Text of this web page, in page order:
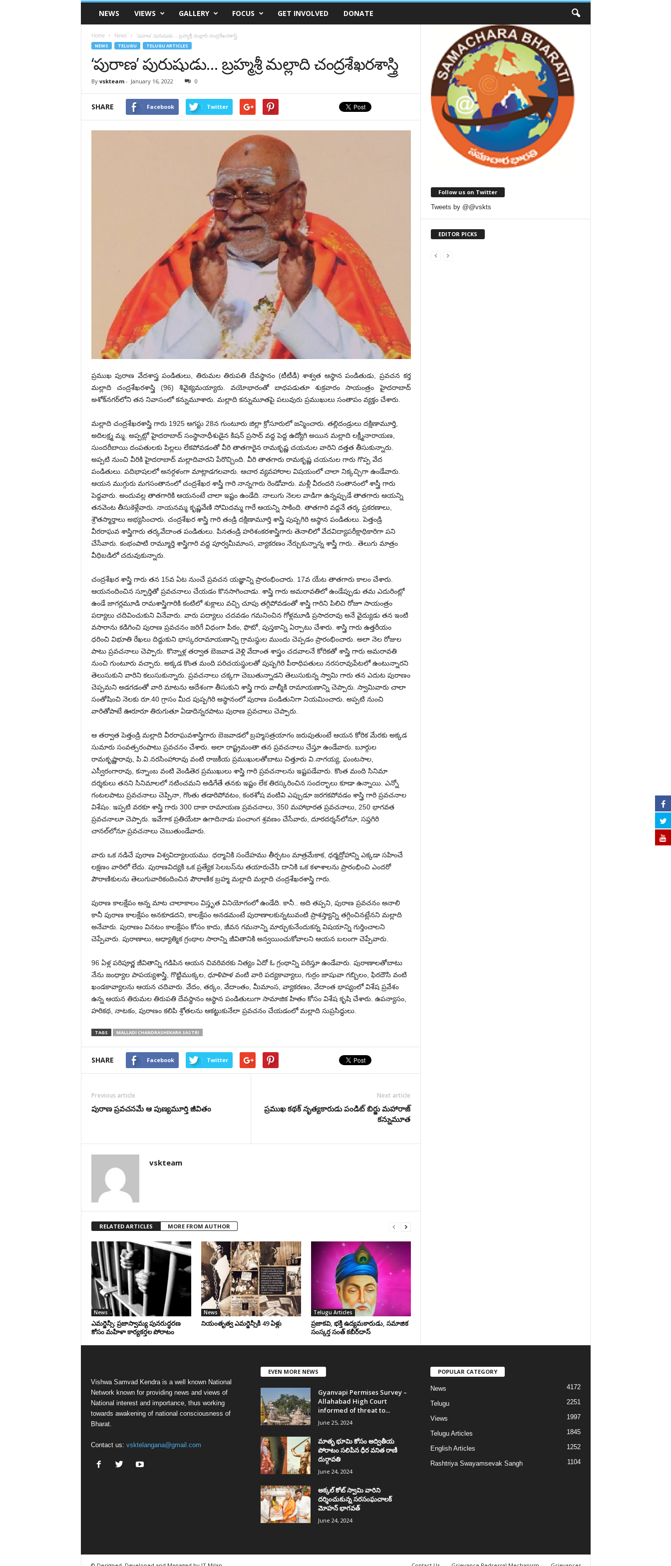
VSK
TelanganaNEWS VIEWS GALLERY FOCUS GET INVOLVED DONATE
Home News ‘పురాణ’ పురుషుడు… బ్రహ్మశ్రీ మల్లాది చంద్ర‌శేఖరశాస్త్రి
NEWS TELUGU TELUGU ARTICLES
‘పురాణ’ పురుషుడు… బ్రహ్మశ్రీ మల్లాది చంద్ర‌శేఖరశాస్త్రి
By vskteam- January 16, 2022 0
SHARE Facebook Twitter
ప్రముఖ పురాణ వేదశాస్త్ర పండితులు, తిరుమల తిరుపతి దేవస్థానం (టీటీడీ) శాశ్వత ఆస్థాన పండితుడు, ప్రవచన కర్త
మల్లాది చంద్రశేఖరశాస్త్రి (96) శివైక్య‌మ‌య్యారు. వ‌యోభారంతో బాధ‌ప‌డుతూ శుక్రవారం సాయంత్రం హైదరాబాద్‌
అశోక్‌నగర్‌లోని తన నివాసంలో కన్నుమూశారు. మల్లాది కన్నుమూతపై పలువురు ప్రముఖులు సంతాపం వ్యక్తం చేశారు.
మల్లాది చంద్రశేఖరశాస్త్రి గారు 1925 ఆగస్టు 28న గుంటూరు జిల్లా క్రోసూరులో జన్మించారు. తల్లిదండ్రులు దక్షిణామూర్తి,
అదిలక్ష్మ మ్మ. అప్పట్లో హైదరాబాద్ సంస్థానాధీశుడైన కిషన్ ప్రసాద్ వద్ద పెద్ద ఉద్యోగి అయిన మల్లాది లక్ష్మీనారాయణ,
సుందరీబాయి దంపతులకు పిల్లలు లేకపోవడంతో వీరి తాతగారైన రామకృష్ణ చయనుల వారిని దత్తత తీసుకున్నారు.
అప్ప‌టి నుంచి వీరికి హైదరాబాద్ మల్లాదివారని పేరొచ్చింది. వీరి తాతగారు రామకృష్ణ చయనుల గారు గొప్ప వేద
పండితులు. పదిభాషలలో అనర్గళంగా మాట్లాడ‌గ‌ల‌వారు. ఆచార వ్యవహారాల విషయంలో చాలా నిక్కచ్చిగా ఉండేవారు.
ఆయన ముగ్గురు మగసంతానంలో చంద్ర‌శేఖ‌ర శాస్త్రీ గారి నాన్నగారు రెండోవారు. మళ్లీ వీరందరి సంతానంలో శాస్త్రీ గారు
పెద్దవారు. అందువల్ల తాతగారికి ఆయ‌నంటే చాలా ఇష్టం ఉండేది. నాలుగు నెలల వాడిగా ఉన్నప్పుడే తాతగారు ఆయ‌న్ని
తనవెంట తీసుకెళ్లేవారు. నాయనమ్మ కృష్ణవేణి సోమిదమ్మ గారే ఆయ‌న్ని సాకింది. తాత‌గారి వద్దనే తర్క ప్రకరణాలు,
శ్రౌతస్మార్తాలు అభ్యసించారు. చంద్ర‌శేఖ‌ర శాస్త్రి గారి తండ్రి దక్షిణామూర్తి శాస్త్రి పుష్పగిరి ఆస్థాన పండితులు. పెత్తండ్రి
వీరరాఘవ శాస్త్రిగారు తర్కవేదాంత పండితులు. పినతండ్రి హరిశంకరశాస్త్రిగారు తెనాలిలో వేదవిద్యాపరీక్షాధికారిగా పని
చేసేవారు. కంభంపాటి రామ్మూర్తి శాస్త్రిగారి వద్ద పూర్వమీమాంస, వ్యాకరణం నేర్చుకున్నాన్న శాస్త్రీ గారు.. తెలుగు మాత్రం
వీధిబడిలో చదువుకున్నారు.
చంద్రశేఖర శాస్త్రి గారు తన 15వ ఏట నుంచే ప్రవచన యజ్ఞాన్ని ప్రారంభించారు. 17వ యేట తాతగారు కాలం చేశారు.
ఆయనందించిన స్ఫూర్తితో ప్ర‌వ‌చ‌నాలు చేయ‌డం కొన‌సాగించాడు. శాస్త్రి గారు అమరావతిలో ఉండేప్పుడు త‌మ ఎదురింట్లో
ఉండే జాగర్లమూడి రామశాస్త్రిగారికి కంటిలో శుక్లాలు వచ్చి చూపు తగ్గిపోవడంతో శాస్త్రి గారిని పిలిచి రోజూ సాయంత్రం
పద్యాలు చదివించుకుని వినేవారు. వారు ప‌ద్యాలు చ‌ద‌వ‌డం గ‌మ‌నించిన‌ గోళ్లమూడి ప్రసాదరావు అనే వైద్యుడు తన ఇంటి
వసారాను కడిగించి పురాణ ప్రవచనం జరిగే విధంగా పీఠం, ఫొటో, పుస్తకాన్ని ఏర్పాటు చేశారు. శాస్త్రి గారు ఉత్తరీయం
ధరించి విభూతి రేఖలు దిద్దుకుని భాస్కరరామాయణాన్ని గ్రామస్థుల ముందు చెప్ప‌డం ప్రారంభించారు. అలా నెల రోజుల
పాటు ప్ర‌వ‌చ‌నాలు చెప్పారు. కొన్నాళ్ల త‌ర్వాత బెజవాడ వెళ్లి వేదాంత శాస్త్రం చదవాలనే కోరికతో శాస్త్రి గారు అమరావతి
నుంచి గుంటూరు వ‌చ్చారు. అక్క‌డ కొంత మంది ప‌రిచ‌య‌స్థుల‌తో పుష్పగిరి పీఠాధిపతులు నరసరావుపేటలో ఉంటున్నార‌ని
తెలుసుకుని వారిని క‌లుసుకున్నారు. ప్ర‌వ‌చ‌నాలు చ‌క్క‌గా చెబుతున్నాడ‌ని తెలుసుకున్న స్వామి గారు త‌న ఎదుట పురాణం
చెప్ప‌మ‌ని అడ‌గ‌డంతో వారి మాట‌ను ఆదేశంగా తీసుకుని శాస్త్రి గారు వాల్మీకి రామాయణాన్ని చెప్పారు. స్వామివారు చాలా
సంతోషించి నెలకు రూ.40 గ్రాసం మీద పుష్పగిరి ఆస్థానంలో పురాణ పండితునిగా నియమించారు. అప్ప‌టి నుంచి
వారితోపాటే ఊరూరూ తిరుగుతూ ఏడాదిన్నరపాటు పురాణ ప్రవచాలు చెప్పారు.
ఆ తర్వాత పెత్తండ్రి మల్లాది వీరరాఘవశాస్త్రిగారు బెజవాడలో బ్రహ్మసత్రయాగం జరుపుతుంటే ఆయన కోరిక మేరకు అక్కడ
సుమారు సంవత్సరంపాటు ప్రవచనం చేశారు. అలా రాష్ట్రమంతా త‌న ప్ర‌వ‌చ‌నాలు చేస్తూ ఉండేవారు. బూర్గుల
రామకృష్ణారావు, పి.వి.నరసింహారావు వంటి రాజకీయ ప్రముఖులతోబాటు చిత్తూరు వి.నాగయ్య, ఘంటసాల,
ఎస్వీరంగారావు, కన్నాంబ వంటి వెండితెర ప్ర‌ముఖులు శాస్త్రి గారి ప్ర‌వ‌చ‌నాల‌ను ఇష్టపడేవారు. కొంత మంది సినిమా
ద‌ర్శ‌కులు త‌న‌ని సినిమాలలో నటించమని అడిగేతే త‌న‌కు ఇష్టం లేక తిర‌స్క‌రించిన సంద‌ర్భాలు కూడా ఉన్నాయి. ఎన్నో
గంటలపాటు ప్రవచనాలు చెప్పినా, గొంతు తడారిపోవటం, కంఠశోష వంటివి ఎప్పుడూ జ‌ర‌గ‌క‌పోవ‌డం శాస్త్రి గారి ప్ర‌వ‌చ‌నాల
విశేషం. ఇప్పటి వరకూ శాస్త్రి గారు 300 దాకా రామాయణ ప్రవచనాలు, 350 మహాభారత ప్రవచనాలు, 250 భాగవత
ప్రవచనాలూ చెప్పారు. ఇవేగాక ప్రతియేటా ఉగాదినాడు పంచాంగ శ్రవణం చేసేవారు, దూరదర్శన్‌లోనూ, సప్తగిరి
చానల్‌లోనూ ప్రవచనాలు చెబుతుండేవారు.
వారు ఒక నడిచే పురాణ విశ్వవిద్యాలయము. ధర్మానికి సందేహము తీర్చటం మాత్రమేకాక, ధర్మద్రోహాన్ని ఎక్కడా సహించే
లక్షణం వారిలో లేదు. పురాణవిద్యకి ఒక ప్ర‌త్యేక సెల‌బ‌స్‌ను తయారుచేసి దానికి ఒక కళాశాలను ప్రారంభించి ఎందరో
పౌరాణికులను తెలుగువారికందించిన పౌరాణిక బ్రహ్మ మ‌ల్లాది మల్లాది చంద్ర‌శేఖరశాస్త్రి గారు.
పురాణ కాలక్షేపం అన్న మాట చాలాకాలం విస్తృత వినియోగంలో ఉండేది. కానీ.. అది తప్పని, పురాణ ప్రవచనం అనాలి
కానీ పురాణ కాలక్షేపం అనకూడదని, కాలక్షేపం అనడమంటే పురాణాలకున్నటువంటి ప్రాశస్త్యాన్ని తగ్గించినట్లేనని మల్లాది
అనేవారు. పురాణం వినటం కాలక్షేపం కోసం కాదు, జీవన గమనాన్ని మార్చుకునేందుకన్న విషయాన్ని గుర్తించాలని
చెప్పేవారు. పురాణాలు, ఆధ్యాత్మిక గ్రంథాల సారాన్ని జీవితానికి అన్వయించుకోవాలని ఆయన బలంగా చెప్పేవారు.
96 ఏళ్ల పరిపూర్ణ జీవితాన్ని గడిపిన ఆయన చివరివరకు నిత్యం ఏదో ఓ గ్రంథాన్ని పఠిస్తూ ఉండేవారు. పురాణాలతోబాటు
నేను జంధ్యాల పాపయ్యశాస్త్రి, గొట్టిముక్కల, ధూళిపాళ వంటి వారి పద్యకావ్యాలు, గుర్రం జాషువా గబ్బిలం, ఫిరదౌసి వంటి
ఖండకావ్యాల‌ను ఆయ‌న చ‌దివారు. వేదం, తర్కం, వేదాంతం, మీమాంస, వ్యాకరణం, వేదాంత భాష్యంలో విశేష ప్రవేశం
ఉన్న ఆయన తిరుమల తిరుపతి దేవస్థానం ఆస్థాన పండితులుగా సామాజిక హితం కోసం విశేష కృషి చేశారు. ఉపన్యాసం,
హరికథ, నాటకం, పురాణం కలిపి శ్రోతలను ఆకట్టుకునేలా ప్రవచనం చేయడంలో మల్లాది సుప్రసిద్ధులు.
TAGS MALLADI CHANDRASHEKARA SASTRI
SHARE Facebook Twitter
Previous article
పురాణ ప్రవచన‌మే ఆ పుణ్యమూర్తి జీవితం
Next article
ప్రముఖ కథక్ నృత్య‌కారుడు పండిట్ బిర్జు మహారాజ్‌‌
కన్నుమూత
vskteam
RELATED ARTICLES MORE FROM AUTHOR
News
ఎమర్జెన్సీ: ప్రజాస్వామ్య పునరుద్ధరణ
కోసం మహిళా కార్యకర్తల పోరాటం
News
నియంతృత్వ ఎమర్జెన్సీకి 49 ఏళ్లు
Telugu Articles
ప్రజాకవి, భక్తి ఉద్యమకారుడు, సమాజిక
సంస్కర్త సంత్‌ కబీర్‌దాస్‌
Follow us on Twitter
Tweets by @@vskts
EDITOR PICKS
Vishwa Samvad Kendra is a well known National
Network known for providing news and views of
National interest and importance, thus working
towards awakening of national consciousness of
Bharat.
Contact us: vsktelangana@gmail.com
EVEN MORE NEWS
Gyanvapi Permises Survey –
Allahabad High Court
informed of threat to...
June 25, 2024
మాతృ భూమి కోసం అద్వితీయ
పోరాటం సలిపిన ధీర వనిత రాణి
దుర్గావతి
June 24, 2024
అక్కల్‌ కోట్‌ స్వామి వారిని
దర్శించుకున్న సరసంఘచాలక్
మోహన్ భాగవత్
June 24, 2024
POPULAR CATEGORY
News 4172
Telugu 2251
Views 1997
Telugu Articles 1845
English Articles 1252
Rashtriya Swayamsevak Sangh 1104